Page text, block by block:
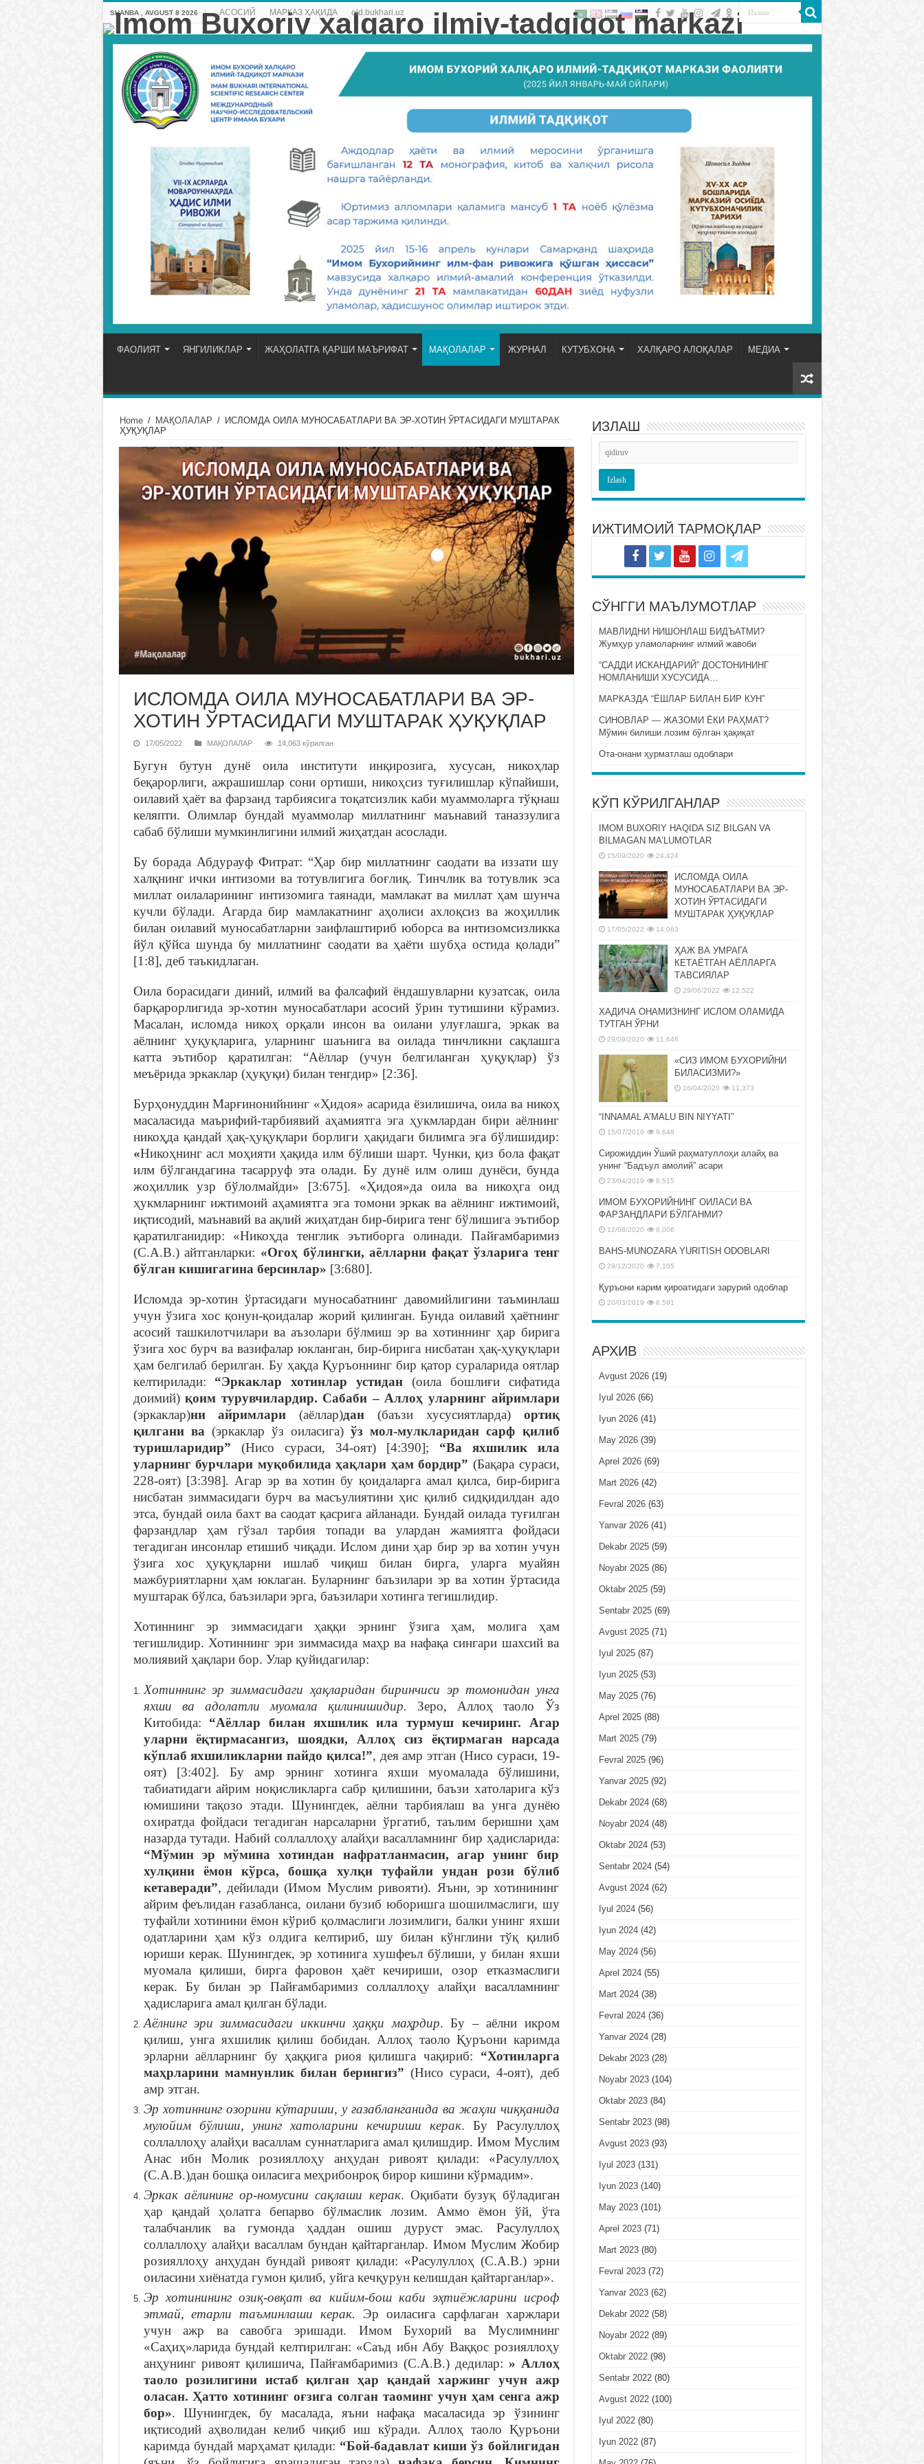
SHANBA , AVGUST 8 2026 АСОСИЙ МАРКАЗ ҲАҚИДА old.bukhari.uz
ФАОЛИЯТ ЯНГИЛИКЛАР ЖАҲОЛАТГА ҚАРШИ МАЪРИФАТ МАҚОЛАЛАР ЖУРНАЛ КУТУБХОНА ХАЛҚАРО АЛОҚАЛАР МЕДИА
Home / МАҚОЛАЛАР /
ИСЛОМДА ОИЛА МУНОСАБАТЛАРИ ВА ЭР-ХОТИН ЎРТАСИДАГИ МУШТАРАК
ҲУҚУҚЛАР
ИСЛОМДА ОИЛА МУНОСАБАТЛАРИ ВА ЭР-
ХОТИН ЎРТАСИДАГИ МУШТАРАК ҲУҚУҚЛАР
17/05/2022 МАҚОЛАЛАР 14,063 кўрилган
Бугун бутун дунё оила институти инқирозига, хусусан, никоҳлар
беқарорлиги, ажрашишлар сони ортиши, никоҳсиз туғилишлар кўпайиши,
оилавий ҳаёт ва фарзанд тарбиясига тоқатсизлик каби муаммоларга тўқнаш
келяпти. Олимлар бундай муаммолар миллатнинг маънавий таназзулига
сабаб бўлиши мумкинлигини илмий жиҳатдан асослади.
Бу борада Абдурауф Фитрат: “Ҳар бир миллатнинг саодати ва иззати шу
халқнинг ички интизоми ва тотувлигига боғлиқ. Тинчлик ва тотувлик эса
миллат оилаларининг интизомига таянади, мамлакат ва миллат ҳам шунча
кучли бўлади. Агарда бир мамлакатнинг аҳолиси ахлоқсиз ва жоҳиллик
билан оилавий муносабатларни заифлаштириб юборса ва интизомсизликка
йўл қўйса шунда бу миллатнинг саодати ва ҳаёти шубҳа остида қолади”
[1:8], деб таъкидлаган.
Оила борасидаги диний, илмий ва фалсафий ёндашувларни кузатсак, оила
барқарорлигида эр-хотин муносабатлари асосий ўрин тутишини кўрамиз.
Масалан, исломда никоҳ орқали инсон ва оилани улуғлашга, эркак ва
аёлнинг ҳуқуқларига, уларнинг шаънига ва оилада тинчликни сақлашга
катта эътибор қаратилган: “Аёллар (учун белгиланган ҳуқуқлар) ўз
меъёрида эркаклар (ҳуқуқи) билан тенгдир» [2:36].
Бурҳонуддин Марғинонийнинг «Ҳидоя» асарида ёзилишича, оила ва никоҳ
масаласида маърифий-тарбиявий аҳамиятга эга ҳукмлардан бири аёлнинг
никоҳда қандай ҳақ-ҳуқуқлари борлиги ҳақидаги билимга эга бўлишидир:
«Никоҳнинг асл моҳияти ҳақида илм бўлиши шарт. Чунки, қиз бола фақат
илм бўлгандагина тасарруф эта олади. Бу дунё илм олиш дунёси, бунда
жоҳиллик узр бўлолмайди» [3:675]. «Ҳидоя»да оила ва никоҳга оид
ҳукмларнинг ижтимоий аҳамиятга эга томони эркак ва аёлнинг ижтимоий,
иқтисодий, маънавий ва ақлий жиҳатдан бир-бирига тенг бўлишига эътибор
қаратилганидир: «Никоҳда тенглик эътиборга олинади. Пайғамбаримиз
(С.А.В.) айтганларки: «Огоҳ бўлингки, аёлларни фақат ўзларига тенг
бўлган кишигагина берсинлар» [3:680].
Исломда эр-хотин ўртасидаги муносабатнинг давомийлигини таъминлаш
учун ўзига хос қонун-қоидалар жорий қилинган. Бунда оилавий ҳаётнинг
асосий ташкилотчилари ва аъзолари бўлмиш эр ва хотиннинг ҳар бирига
ўзига хос бурч ва вазифалар юкланган, бир-бирига нисбатан ҳақ-ҳуқуқлари
ҳам белгилаб берилган. Бу ҳақда Қуръоннинг бир қатор сураларида оятлар
келтирилади: “Эркаклар хотинлар устидан (оила бошлиғи сифатида
доимий)қоим турувчилардир. Сабаби – Аллоҳ уларнинг айримлари
(эркаклар)ни айримлари(аёллар)дан (баъзи хусусиятларда)ортиқ
қилгани ва (эркаклар ўз оиласига) ўз мол-мулкларидан сарф қилиб
туришларидир” (Нисо сураси, 34-оят) [4:390]; “Ва яхшилик ила
уларнинг бурчлари муқобилида ҳақлари ҳам бордир” (Бақара сураси,
228-оят) [3:398]. Агар эр ва хотин бу қоидаларга амал қилса, бир-бирига
нисбатан зиммасидаги бурч ва масъулиятини ҳис қилиб сидқидилдан адо
этса, бундай оила бахт ва саодат қасрига айланади. Бундай оилада туғилган
фарзандлар ҳам гўзал тарбия топади ва улардан жамиятга фойдаси
тегадиган инсонлар етишиб чиқади. Ислом дини ҳар бир эр ва хотин учун
ўзига хос ҳуқуқларни ишлаб чиқиш билан бирга, уларга муайян
мажбуриятларни ҳам юклаган. Буларнинг баъзилари эр ва хотин ўртасида
муштарак бўлса, баъзилари эрга, баъзилари хотинга тегишлидир.
Хотиннинг эр зиммасидаги ҳаққи эрнинг ўзига ҳам, молига ҳам
тегишлидир. Хотиннинг эри зиммасида маҳр ва нафақа сингари шахсий ва
молиявий ҳақлари бор. Улар қуйидагилар:
Хотиннинг эр зиммасидаги ҳақларидан биринчиси эр томонидан унга
яхши ва адолатли муомала қилинишидир. Зеро, Аллоҳ таоло Ўз
Китобида: “Аёллар билан яхшилик ила турмуш кечиринг. Агар
уларни ёқтирмасангиз, шоядки, Аллоҳ сиз ёқтирмаган нарсада
кўплаб яхшиликларни пайдо қилса!”, дея амр этган (Нисо сураси, 19-
оят) [3:402]. Бу амр эрнинг хотинга яхши муомалада бўлишини,
табиатидаги айрим ноқисликларга сабр қилишини, баъзи хатоларига кўз
юмишини тақозо этади. Шунингдек, аёлни тарбиялаш ва унга дунёю
охиратда фойдаси тегадиган нарсаларни ўргатиб, таълим беришни ҳам
назарда тутади. Набий соллаллоҳу алайҳи васалламнинг бир ҳадисларида:
“Мўмин эр мўмина хотиндан нафратланмасин, агар унинг бир
хулқини ёмон кўрса, бошқа хулқи туфайли ундан рози бўлиб
кетаверади”, дейилади (Имом Муслим ривояти). Яъни, эр хотинининг
айрим феълидан ғазабланса, оилани бузиб юборишга шошилмаслиги, шу
туфайли хотинини ёмон кўриб қолмаслиги лозимлиги, балки унинг яхши
одатларини ҳам кўз олдига келтириб, шу билан кўнглини тўқ қилиб
юриши керак. Шунингдек, эр хотинига хушфеъл бўлиши, у билан яхши
муомала қилиши, бирга фаровон ҳаёт кечириши, озор етказмаслиги
керак. Бу билан эр Пайғамбаримиз соллаллоҳу алайҳи васалламнинг
ҳадисларига амал қилган бўлади.
Аёлнинг эри зиммасидаги иккинчи ҳаққи маҳрдир. Бу – аёлни икром
қилиш, унга яхшилик қилиш бобидан. Аллоҳ таоло Қуръони каримда
эрларни аёлларнинг бу ҳаққига риоя қилишга чақириб: “Хотинларга
маҳрларини мамнунлик билан берингиз” (Нисо сураси, 4-оят), деб
амр этган.
Эр хотиннинг озорини кўтариши, у ғазабланганида ва жаҳли чиққанида
мулойим бўлиши, унинг хатоларини кечириши керак. Бу Расулуллоҳ
соллаллоҳу алайҳи васаллам суннатларига амал қилишдир. Имом Муслим
Анас ибн Молик розияллоҳу анҳудан ривоят қилади: «Расулуллоҳ
(С.А.В.)дан бошқа оиласига меҳрибонроқ бирор кишини кўрмадим».
Эркак аёлининг ор-номусини сақлаши керак. Оқибати бузуқ бўладиган
ҳар қандай ҳолатга бепарво бўлмаслик лозим. Аммо ёмон ўй, ўта
талабчанлик ва гумонда ҳаддан ошиш дуруст эмас. Расулуллоҳ
соллаллоҳу алайҳи васаллам бундан қайтарганлар. Имом Муслим Жобир
розияллоҳу анҳудан бундай ривоят қилади: «Расулуллоҳ (С.А.В.) эрни
оиласини хиёнатда гумон қилиб, уйга кечқурун келишдан қайтарганлар».
Эр хотинининг озиқ-овқат ва кийим-бош каби эҳтиёжларини исроф
этмай, етарли таъминлаши керак. Эр оиласига сарфлаган харжлари
учун ажр ва савобга эришади. Имом Бухорий ва Муслимнинг
«Саҳиҳ»ларида бундай келтирилган: «Саъд ибн Абу Ваққос розияллоҳу
анҳунинг ривоят қилишича, Пайғамбаримиз (С.А.В.) дедилар: » Аллоҳ
таоло розилигини истаб қилган ҳар қандай харжинг учун ажр
оласан. Ҳатто хотининг оғзига солган таоминг учун ҳам сенга ажр
бор». Шунингдек, бу масалада, яъни нафақа масаласида эр ўзининг
иқтисодий аҳволидан келиб чиқиб иш кўради. Аллоҳ таоло Қуръони
каримда бундай марҳамат қилади: “Бой-бадавлат киши ўз бойлигидан
ИЗЛАШ
ИЖТИМОИЙ ТАРМОҚЛАР
СЎНГГИ МАЪЛУМОТЛАР
МАВЛИДНИ НИШОНЛАШ БИДЪАТМИ?
Жумҳур уламоларнинг илмий жавоби
“САДДИ ИСКАНДАРИЙ” ДОСТОНИНИНГ
НОМЛАНИШИ ХУСУСИДА…
МАРКАЗДА “ЁШЛАР БИЛАН БИР КУН”
СИНОВЛАР — ЖАЗОМИ ЁКИ РАҲМАТ?
Мўмин билиши лозим бўлган ҳақиқат
Ота-онани ҳурматлаш одоблари
КЎП КЎРИЛГАНЛАР
IMOM BUXORIY HAQIDA SIZ BILGAN VA
BILMAGAN MA’LUMOTLAR
15/09/2020 24,424
ИСЛОМДА ОИЛА
МУНОСАБАТЛАРИ ВА ЭР-
ХОТИН ЎРТАСИДАГИ
МУШТАРАК ҲУҚУҚЛАР
17/05/2022 14,063
ҲАЖ ВА УМРАГА
КЕТАЁТГАН АЁЛЛАРГА
ТАВСИЯЛАР
29/06/2022 12,522
ХАДИЧА ОНАМИЗНИНГ ИСЛОМ ОЛАМИДА
ТУТГАН ЎРНИ
29/09/2020 11,646
«СИЗ ИМОМ БУХОРИЙНИ
БИЛАСИЗМИ?»
16/04/2020 11,373
“INNAMAL A’MALU BIN NIYYATI”
15/07/2019 9,648
Сирожиддин Ўший раҳматуллоҳи алайҳ ва
унинг “Бадъул амолий” асари
23/04/2019 8,515
ИМОМ БУХОРИЙНИНГ ОИЛАСИ ВА
ФАРЗАНДЛАРИ БЎЛГАНМИ?
12/08/2020 8,006
BAHS-MUNOZARA YURITISH ODOBLARI
29/12/2020 7,105
Қуръони карим қироатидаги зарурий одоблар
20/03/2019 6,591
АРХИВ
Avgust 2026(19)
Iyul 2026(66)
Iyun 2026(41)
May 2026(39)
Aprel 2026(69)
Mart 2026(42)
Fevral 2026(63)
Yanvar 2026(41)
Dekabr 2025(59)
Noyabr 2025(86)
Oktabr 2025(59)
Sentabr 2025(69)
Avgust 2025(71)
Iyul 2025(87)
Iyun 2025(53)
May 2025(76)
Aprel 2025(88)
Mart 2025(79)
Fevral 2025(96)
Yanvar 2025(92)
Dekabr 2024(68)
Noyabr 2024(48)
Oktabr 2024(53)
Sentabr 2024(54)
Avgust 2024(62)
Iyul 2024(56)
Iyun 2024(42)
May 2024(56)
Aprel 2024(55)
Mart 2024(38)
Fevral 2024(36)
Yanvar 2024(28)
Dekabr 2023(28)
Noyabr 2023(104)
Oktabr 2023(84)
Sentabr 2023(98)
Avgust 2023(93)
Iyul 2023(131)
Iyun 2023(140)
May 2023(101)
Aprel 2023(71)
Mart 2023(80)
Fevral 2023(72)
Yanvar 2023(62)
Dekabr 2022(58)
Noyabr 2022(89)
Oktabr 2022(98)
Sentabr 2022(80)
Avgust 2022(100)
Iyul 2022(80)
Iyun 2022(87)